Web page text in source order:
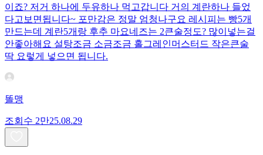
이죠? 저거 하나에 두유하나 먹고갑니다 거의 계란하나 들었
다고보면됩니다~ 포만감은 정말 엄청나구요 레시피는 빵5개
만드는데 계란5개랑 후추 마요네즈는 2큰술정도? 많이넣는걸
안좋아해요 설탕조금 소금조금 홀그레인머스터드 작은큰술
딱 요렇게 넣으면 됩니다.
똘맹
조회수 2만25.08.29